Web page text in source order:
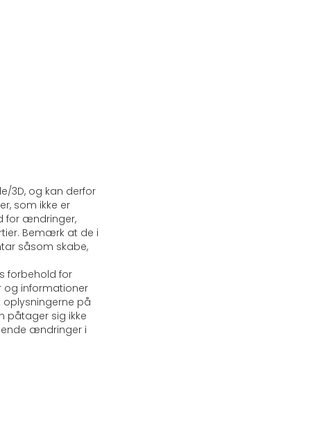
3D, og kan derfor
som ikke er
for ændringer,
Bemærk at de i
såsom skabe,
forbehold for
og informationer
oplysningerne på
påtager sig ikke
ændringer i